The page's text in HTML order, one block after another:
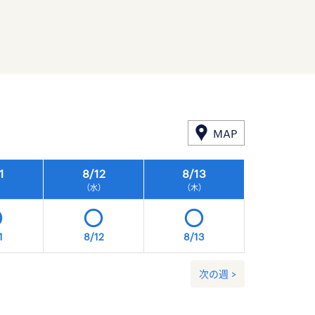
MAP
8/12
（水）
8/13
（木）
8/12 8/13
次の週 >